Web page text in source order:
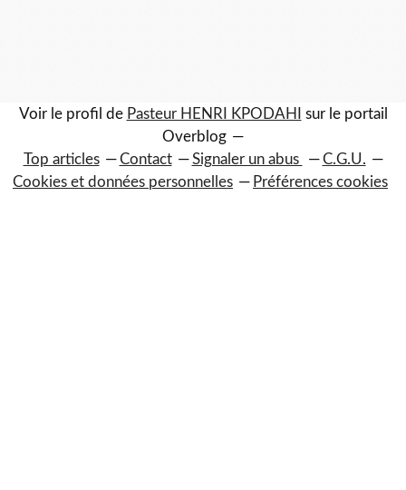
Voir le profil de Pasteur HENRI KPODAHI
sur le portail
Overblog
Top articles
Contact Signaler un abus
C.G.U.
Cookies et données personnelles
Préférences cookies